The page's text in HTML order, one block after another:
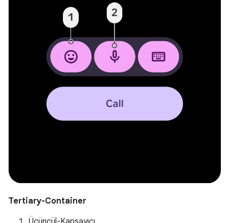
Tertiary-Container